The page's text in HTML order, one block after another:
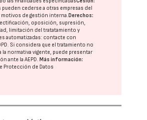
pueden cederse a otras empresas del
motivos de gestión interna.Derechos:
oposición, supresión,
limitación del tratatamiento y
automatizadas: contacte con
. Si considera que el tratamiento no
la normativa vigente, puede presentar
ante laAEPD.Más información:
Protección de Datos